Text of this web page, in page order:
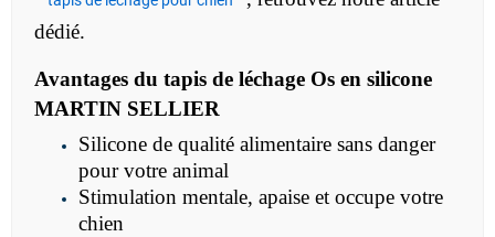
dédié.
Avantages du tapis de léchage Os en silicone
MARTIN SELLIER
Silicone de qualité alimentaire sans danger
pour votre animal
Stimulation mentale, apaise et occupe votre
chien